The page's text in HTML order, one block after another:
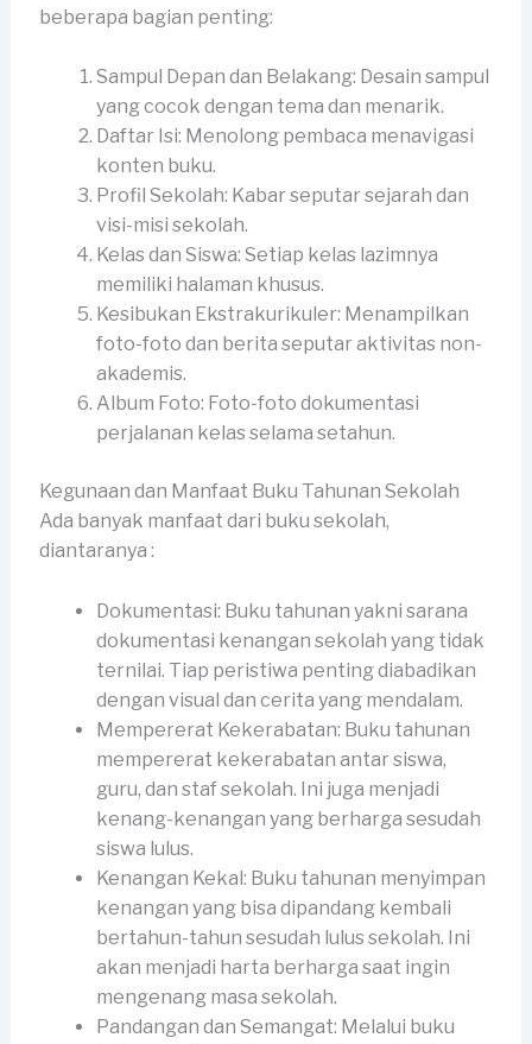
beberapa bagian penting:
Sampul Depan dan Belakang: Desain sampul
yang cocok dengan tema dan menarik.
Daftar Isi: Menolong pembaca menavigasi
konten buku.
Profil Sekolah: Kabar seputar sejarah dan
visi-misi sekolah.
Kelas dan Siswa: Setiap kelas lazimnya
memiliki halaman khusus.
Kesibukan Ekstrakurikuler: Menampilkan
foto-foto dan berita seputar aktivitas non-
akademis.
Album Foto: Foto-foto dokumentasi
perjalanan kelas selama setahun.
Kegunaan dan Manfaat Buku Tahunan Sekolah
Ada banyak manfaat dari buku sekolah,
diantaranya :
Dokumentasi: Buku tahunan yakni sarana
dokumentasi kenangan sekolah yang tidak
ternilai. Tiap peristiwa penting diabadikan
dengan visual dan cerita yang mendalam.
Mempererat Kekerabatan: Buku tahunan
mempererat kekerabatan antar siswa,
guru, dan staf sekolah. Ini juga menjadi
kenang-kenangan yang berharga sesudah
siswa lulus.
Kenangan Kekal: Buku tahunan menyimpan
kenangan yang bisa dipandang kembali
bertahun-tahun sesudah lulus sekolah. Ini
akan menjadi harta berharga saat ingin
mengenang masa sekolah.
Pandangan dan Semangat: Melalui buku